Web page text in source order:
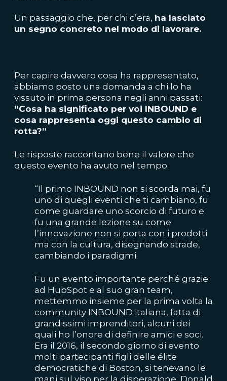
Un passaggio che, per chi c’era, ha lasciato
un segno concreto nel modo di lavorare.
Per capire davvero cosa ha rappresentato,
abbiamo posto una domanda a chi lo ha
vissuto in prima persona negli anni passati:
“Cosa ha significato per voi INBOUND e
cosa rappresenta oggi questo cambio di
rotta?”
Le risposte raccontano bene il valore che
questo evento ha avuto nel tempo.
“Il primo INBOUND non si scorda mai, fu
uno di quegli eventi che ti cambiano, fu
come guardare uno scorcio di futuro e
fu una grande lezione su come
l’innovazione non si porta con i prodotti
ma con la cultura, disegnando strade,
cambiando i paradigmi.
Fu un evento importante perché grazie
ad HubSpot e al suo gran team,
mettemmo insieme per la prima volta la
community INBOUND italiana, fatta di
grandissimi imprenditori, alcuni dei
quali ho l’onore di definire amici e soci.
Era il 2016, il secondo giorno di evento
molti partecipanti figli delle élite
democratiche di Boston, si tenevano le
mani sul viso per la disperazione, Donald